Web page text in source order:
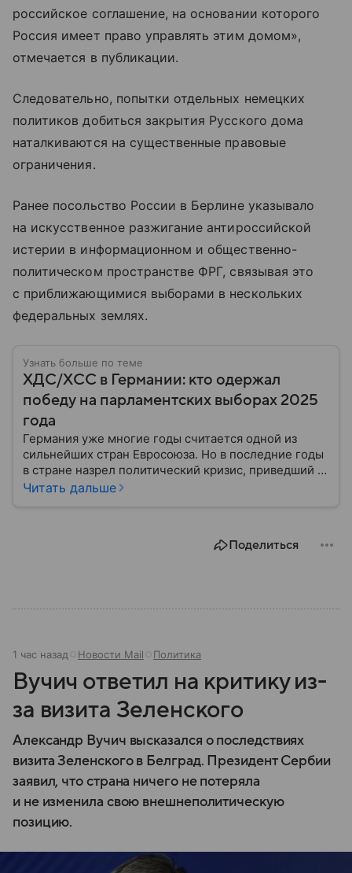
российское соглашение, на основании которого
Россия имеет право управлять этим домом»,
отмечается в публикации.
Следовательно, попытки отдельных немецких
политиков добиться закрытия Русского дома
наталкиваются на существенные правовые
ограничения.
Ранее посольство России в Берлине указывало
на искусственное разжигание антироссийской
истерии в информационном и общественно-
политическом пространстве ФРГ, связывая это
с приближающимися выборами в нескольких
федеральных землях.
Узнать больше по теме
ХДС/ХСС в Германии: кто одержал
победу на парламентских выборах 2025
года
Германия уже многие годы считается одной из
сильнейших стран Евросоюза. Но в последние годы
в стране назрел политический кризис, приведший к
досрочным выборам в парламент. В статье
Читать дальше
Поделиться
1 час назад Новости Mail Политика
Вучич ответил на критику из-
за визита Зеленского
Александр Вучич высказался о последствиях
визита Зеленского в Белград. Президент Сербии
заявил, что страна ничего не потеряла
и не изменила свою внешнеполитическую
позицию.